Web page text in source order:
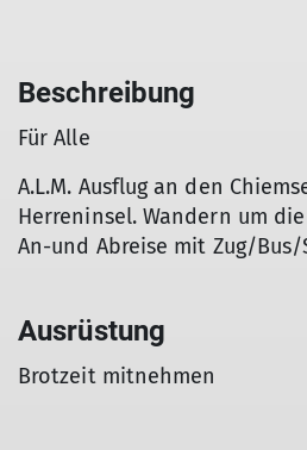
Beschreibung
Für Alle
A.L.M. Ausflug an den
Herreninsel. Wandern um
An-und Abreise mit Zug/Bus/
Ausrüstung
Brotzeit mitnehmen